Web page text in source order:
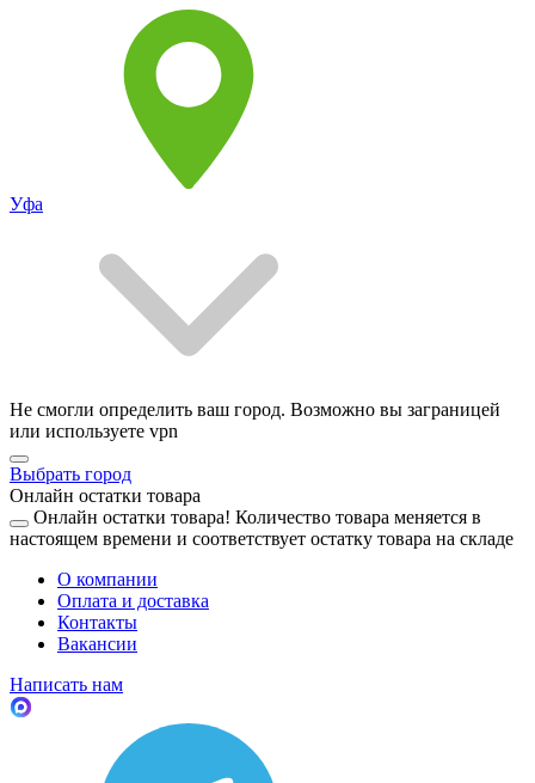
Уфа
Не смогли определить ваш город. Возможно вы заграницей
или используете vpn
Выбрать город
Онлайн остатки товара
Онлайн остатки товара! Количество товара меняется в
настоящем времени и соответствует остатку товара на складе
О компании
Оплата и доставка
Контакты
Вакансии
Написать нам